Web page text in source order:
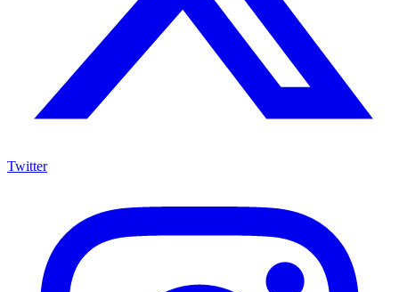
Twitter